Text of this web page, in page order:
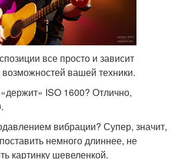
все просто и зависит
возможностей вашей техники.
ISO 1600? Отлично,
вибрации? Супер, значит,
немного длиннее, не
картинку шевеленкой.